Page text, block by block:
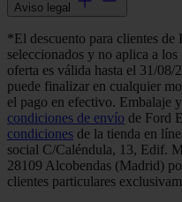
Aviso legal
*El descuento para clientes de
seleccionados y no aplica a
oferta es válida hasta el 31/08/
puede finalizar en cualquier
el pago en efectivo. Embalaje
condiciones de envío de Ford
condiciones de la tienda en
social C/Caléndula, 13, Edif.
28109 Alcobendas (Madrid)
clientes particulares